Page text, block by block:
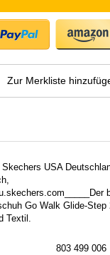
Zur Merkliste
USA
Go Walk Glide-
Textil.
803 499 006